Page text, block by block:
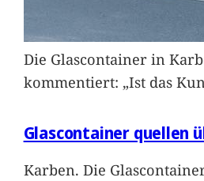
Die Glascontainer in
kommentiert: „Ist das
Glascontainer quellen
Karben. Die